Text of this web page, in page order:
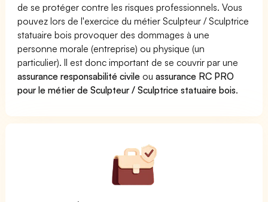
de se protéger contre les risques professionnels. Vous
pouvez lors de l'exercice du métier Sculpteur / Sculptrice
statuaire bois provoquer des dommages à une
personne morale (entreprise) ou physique (un
particulier). Il est donc important de se couvrir par une
assurance responsabilité civile ouassurance RC PRO
pour le métier de Sculpteur / Sculptrice statuaire bois.